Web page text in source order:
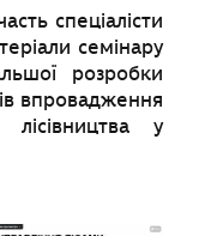
спеціалісти
семінару
розробки
впровадження
у